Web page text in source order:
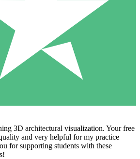
3D architectural visualization. Your free
and very helpful for my practice
for supporting students with these